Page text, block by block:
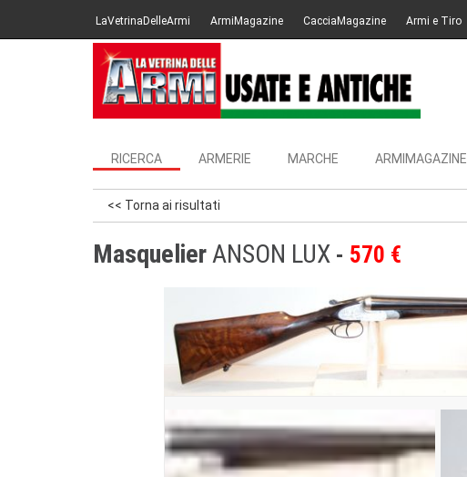
LaVetrinaDelleArmi ArmiMagazine CacciaMagazine Armi e Tiro
RICERCA ARMERIE MARCHE ARMIMAGAZINE
<< Torna ai risultati
MasquelierANSON LUX 570 €